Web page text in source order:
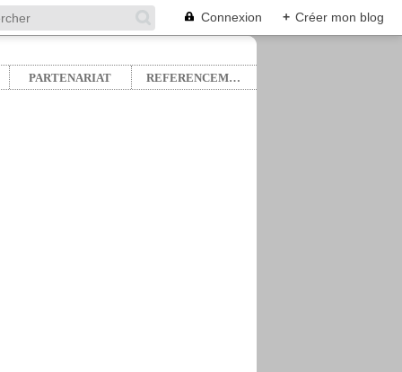
Connexion + Créer mon blog
PARTENARIAT REFERENCEMENT